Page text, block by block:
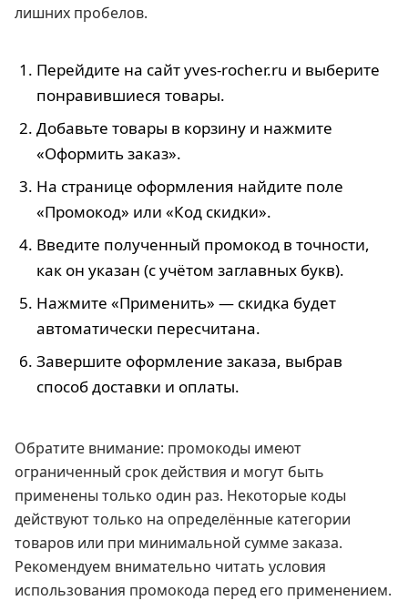
лишних пробелов.
Перейдите на сайт yves-rocher.ru и выберите
понравившиеся товары.
Добавьте товары в корзину и нажмите
«Оформить заказ».
На странице оформления найдите поле
«Промокод» или «Код скидки».
Введите полученный промокод в точности,
как он указан (с учётом заглавных букв).
Нажмите «Применить» — скидка будет
автоматически пересчитана.
Завершите оформление заказа, выбрав
способ доставки и оплаты.
Обратите внимание: промокоды имеют
ограниченный срок действия и могут быть
применены только один раз. Некоторые коды
действуют только на определённые категории
товаров или при минимальной сумме заказа.
Рекомендуем внимательно читать условия
использования промокода перед его применением.